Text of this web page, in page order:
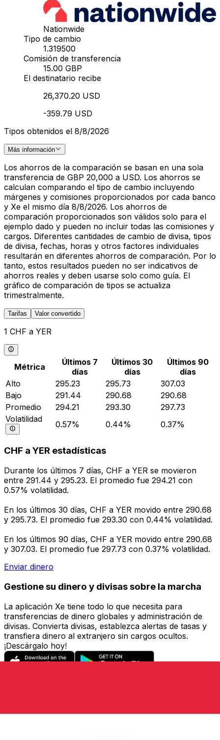
Nationwide
Tipo de cambio
1.319500
Comisión de transferencia
15.00 GBP
El destinatario recibe
26,370.20 USD
-359.79 USD
Tipos obtenidos el 8/8/2026
Más información
Los ahorros de la comparación se basan en una sola
transferencia de GBP 20,000 a USD. Los ahorros se
calculan comparando el tipo de cambio incluyendo
márgenes y comisiones proporcionados por cada banco
y Xe el mismo día 8/8/2026. Los ahorros de
comparación proporcionados son válidos solo para el
ejemplo dado y pueden no incluir todas las comisiones y
cargos. Diferentes cantidades de cambio de divisa, tipos
de divisa, fechas, horas y otros factores individuales
resultarán en diferentes ahorros de comparación. Por lo
tanto, estos resultados pueden no ser indicativos de
ahorros reales y deben usarse solo como guía. El
gráfico de comparación de tipos se actualiza
trimestralmente.
Tarifas Valor convertido
1 CHF a YER
Métrica
Últimos 7
días
Últimos 30
días
Últimos 90
días
Alto
295.23 295.73
307.03
Bajo
291.44 290.68
290.68
Promedio
294.21 293.30
297.73
Volatilidad
0.57% 0.44% 0.37%
CHF a YER estadísticas
Durante los últimos 7 días, CHF a YER se movieron
entre 291.44 y 295.23. El promedio fue 294.21 con
0.57% volatilidad.
En los últimos 30 días, CHF a YER movido entre 290.68
y 295.73. El promedio fue 293.30 con 0.44% volatilidad.
En los últimos 90 días, CHF a YER movido entre 290.68
y 307.03. El promedio fue 297.73 con 0.37% volatilidad.
Enviar dinero
Gestione su dinero y divisas sobre la marcha
La aplicación Xe tiene todo lo que necesita para
transferencias de dinero globales y administración de
divisas. Convierta divisas, establezca alertas de tasas y
transfiera dinero al extranjero sin cargos ocultos.
¡Descárgalo hoy!